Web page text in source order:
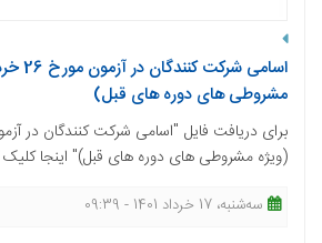
مشروطی ھای دوره ھای قبل)
(ویژه مشروطی ھای دوره ھای قبل)" اینجا کلیک
ﺳﻪشنبه، 17 خرداد 1401 - 09:39